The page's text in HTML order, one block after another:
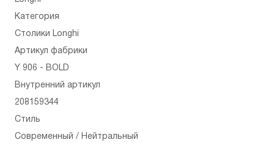
Категория
Столики Longhi
Артикул фабрики
Y 906 - BOLD
Внутренний артикул
208159344
Стиль
Современный / Нейтральный